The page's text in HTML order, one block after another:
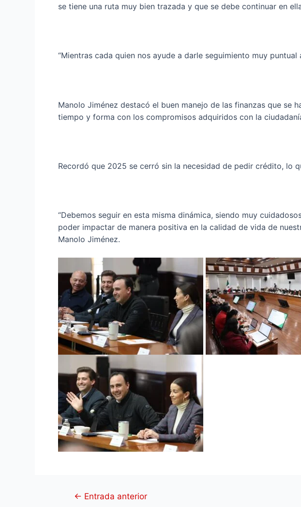
se tiene una ruta muy bien trazada y que se debe continuar en
“Mientras cada quien nos ayude a darle seguimiento muy
Manolo Jiménez destacó el buen manejo de las finanzas que se
tiempo y forma con los compromisos adquiridos con la
Recordó que 2025 se cerró sin la necesidad de pedir crédito, lo
“Debemos seguir en esta misma dinámica, siendo muy
poder impactar de manera positiva en la calidad de vida de
Manolo Jiménez.
← Entrada anterior